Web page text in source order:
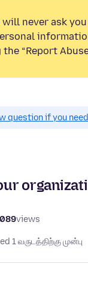
will never ask
“Report
question if you
views
1 வருடத்திற்கு முன்பு